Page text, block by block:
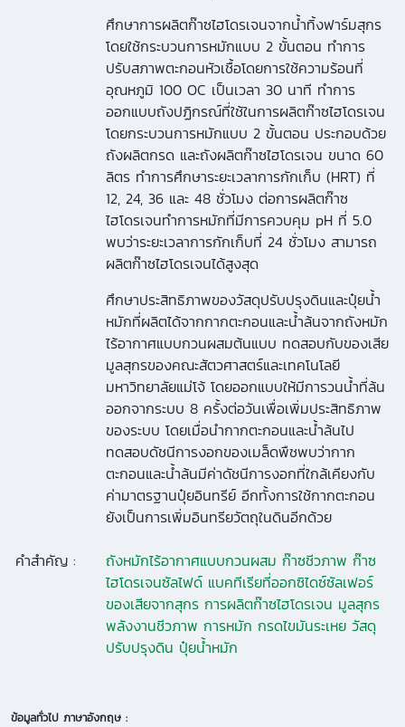
ศึกษาการผลิตก๊าซไฮโดรเจนจากน้ำทิ้งฟาร์มสุกร
โดยใช้กระบวนการหมักแบบ 2 ขั้นตอน ทำการ
ปรับสภาพตะกอนหัวเชื้อโดยการใช้ความร้อนที่
อุณหภูมิ 100 OC เป็นเวลา 30 นาที ทำการ
ออกแบบถังปฏิกรณ์ที่ใช้ในการผลิตก๊าซไฮโดรเจน
โดยกระบวนการหมักแบบ 2 ขั้นตอน ประกอบด้วย
ถังผลิตกรด และถังผลิตก๊าซไฮโดรเจน ขนาด 60
ลิตร ทำการศึกษาระยะเวลาการกักเก็บ (HRT) ที่
12, 24, 36 และ 48 ชั่วโมง ต่อการผลิตก๊าซ
ไฮโดรเจนทำการหมักที่มีการควบคุม pH ที่ 5.0
พบว่าระยะเวลาการกักเก็บที่ 24 ชั่วโมง สามารถ
ผลิตก๊าซไฮโดรเจนได้สูงสุด
ศึกษาประสิทธิภาพของวัสดุปรับปรุงดินและปุ๋ยน้ำ
หมักที่ผลิตได้จากกากตะกอนและน้ำล้นจากถังหมัก
ไร้อากาศแบบกวนผสมต้นแบบ ทดสอบกับของเสีย
มูลสุกรของคณะสัตวศาสตร์และเทคโนโลยี
มหาวิทยาลัยแม่โจ้ โดยออกแบบให้มีการวนน้ำที่ล้น
ออกจากระบบ 8 ครั้งต่อวันเพื่อเพิ่มประสิทธิภาพ
ของระบบ โดยเมื่อนำกากตะกอนและน้ำล้นไป
ทดสอบดัชนีการงอกของเมล็ดพืชพบว่ากาก
ตะกอนและน้ำล้นมีค่าดัชนีการงอกที่ใกล้เคียงกับ
ค่ามาตรฐานปุ๋ยอินทรีย์ อีกทั้งการใช้กากตะกอน
ยังเป็นการเพิ่มอินทรียวัตถุในดินอีกด้วย
คำสำคัญ :
ถังหมักไร้อากาศแบบกวนผสม ก๊าซชีวภาพ ก๊าซ
ไฮโดรเจนซัลไฟด์ แบคทีเรียที่ออกซิไดซ์ซัลเฟอร์
ของเสียจากสุกร การผลิตก๊าซไฮโดรเจน มูลสุกร
พลังงานชีวภาพ การหมัก กรดไขมันระเหย วัสดุ
ปรับปรุงดิน ปุ๋ยน้ำหมัก
ข้อมูลทั่วไป ภาษาอังกฤษ :